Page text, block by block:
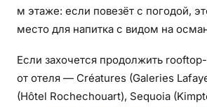
м этаже: если повезёт с погодой,
место для напитка с видом на
Если захочется продолжить
от отеля — Créatures (Galeries
(Hôtel Rochechouart), Sequoia